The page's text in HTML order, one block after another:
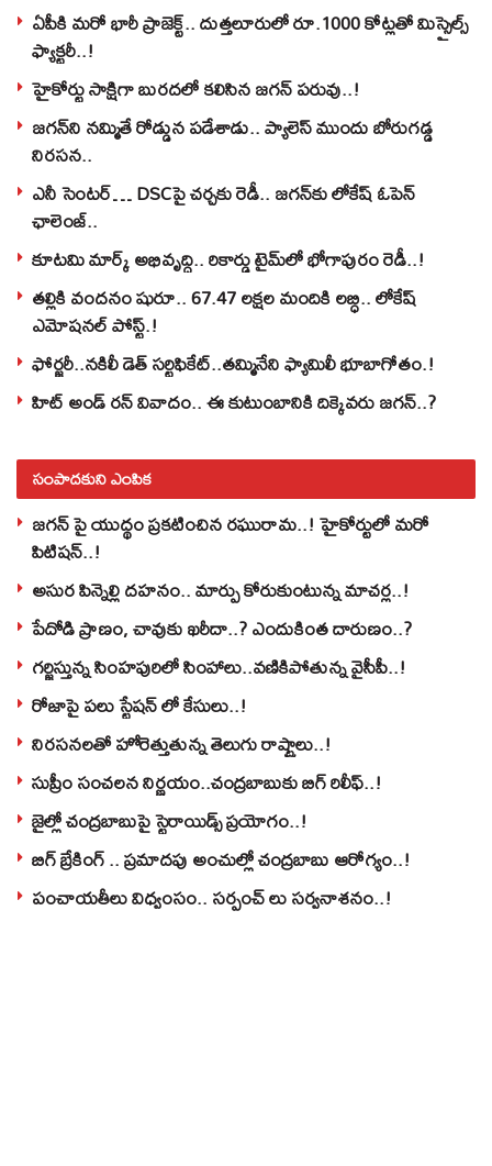
ఏపీకి మరో భారీ ప్రాజెక్ట్.. దుత్తలూరులో రూ.1000 కోట్లతో మిస్సైల్స్
ఫ్యాక్టరీ..!
హైకోర్టు సాక్షిగా బురదలో కలిసిన జగన్ పరువు..!
జగన్‌ని నమ్మితే రోడ్డున పడేశాడు.. ప్యాలెస్‌ ముందు బోరుగడ్డ
నిరసన..
ఎనీ సెంటర్‌… DSCపై చర్చకు రెడీ.. జగన్‌కు లోకేష్‌ ఓపెన్
ఛాలెంజ్..
కూటమి మార్క్ అభివృద్ధి.. రికార్డు టైమ్‌లో భోగాపురం రెడీ..!
తల్లికి వందనం షురూ.. 67.47 లక్షల మందికి లబ్ధి.. లోకేష్‌
ఎమోషనల్ పోస్ట్‌.!
ఫోర్జరీ..నకిలీ డెత్ సర్టిఫికేట్..తమ్మినేని ఫ్యామిలీ భూబాగోతం.!
హిట్ అండ్ రన్ వివాదం.. ఈ కుటుంబానికి దిక్కెవరు జగన్..?
సంపాదకుని ఎంపిక
జగన్ పై యుద్థం ప్రకటించిన రఘురామ..! హైకోర్టులో మరో
పిటిషన్..!
అసుర పిన్నెల్లి దహనం.. మార్పు కోరుకుంటున్న మాచర్ల..!
పేదోడి ప్రాణం, చావుకు ఖరీదా..? ఎందుకింత దారుణం..?
గర్జిస్తున్న సింహపురిలో సింహాలు..వణికిపోతున్న వైసీపీ..!
రోజాపై పలు స్టేషన్ లో కేసులు..!
నిరసనలతో హోరెత్తుతున్న తెలుగు రాష్ట్రాలు..!
సుప్రీం సంచలన నిర్ణయం..చంద్రబాబుకు బిగ్ రిలీఫ్..!
జైల్లో చంద్రబాబుపై స్టెరాయిడ్స్ ప్రయోగం..!
బిగ్ బ్రేకింగ్ .. ప్రమాదపు అంచుల్లో చంద్రబాబు ఆరోగ్యం..!
పంచాయతీలు విధ్వంసం.. సర్పంచ్ లు సర్వనాశనం..!